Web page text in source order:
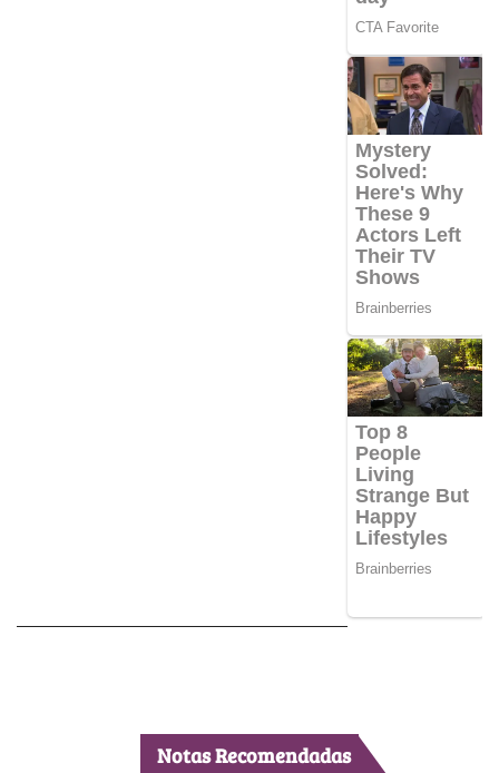
Notas Recomendadas